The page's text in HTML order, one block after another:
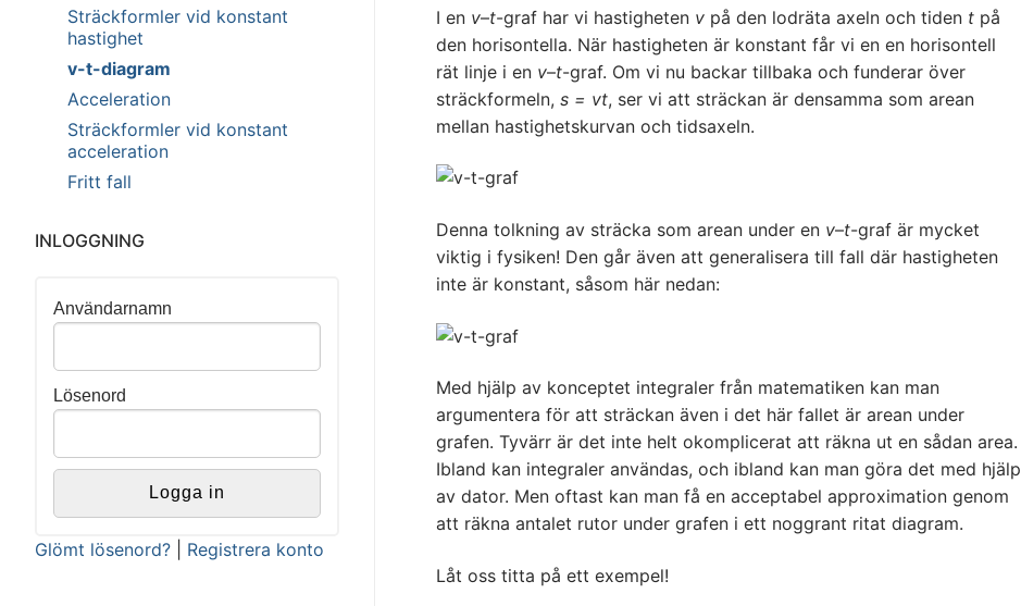
I en v–t-graf har vi hastigheten v på den lodräta axeln och tiden t på
den horisontella. När hastigheten är konstant får vi en en horisontell
rät linje i en v–t-graf. Om vi nu backar tillbaka och funderar över
sträckformeln, s = vt, ser vi att sträckan är densamma som arean
mellan hastighetskurvan och tidsaxeln.
Denna tolkning av sträcka som arean under en v–t-graf är mycket
viktig i fysiken! Den går även att generalisera till fall där hastigheten
inte är konstant, såsom här nedan:
Med hjälp av konceptet integraler från matematiken kan man
argumentera för att sträckan även i det här fallet är arean under
grafen. Tyvärr är det inte helt okomplicerat att räkna ut en sådan area.
Ibland kan integraler användas, och ibland kan man göra det med hjälp
av dator. Men oftast kan man få en acceptabel approximation genom
att räkna antalet rutor under grafen i ett noggrant ritat diagram.
Låt oss titta på ett exempel!
Sträckformler vid konstant
hastighet
v-t-diagram
Acceleration
Sträckformler vid konstant
acceleration
Fritt fall
INLOGGNING
Användarnamn
Lösenord
Glömt lösenord? Registrera konto